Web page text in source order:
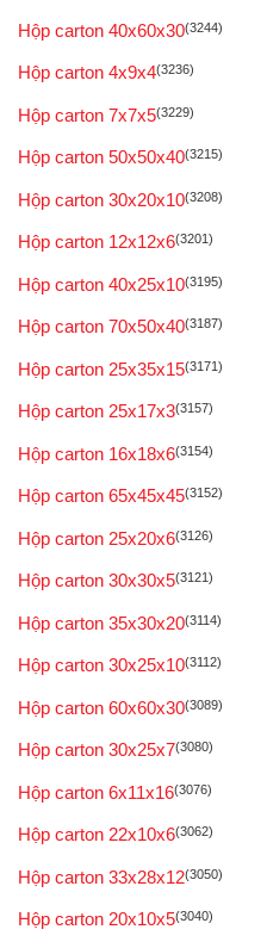
Hộp carton 40x60x30(3244)
Hộp carton 4x9x4(3236)
Hộp carton 7x7x5(3229)
Hộp carton 50x50x40(3215)
Hộp carton 30x20x10(3208)
Hộp carton 12x12x6(3201)
Hộp carton 40x25x10(3195)
Hộp carton 70x50x40(3187)
Hộp carton 25x35x15(3171)
Hộp carton 25x17x3(3157)
Hộp carton 16x18x6(3154)
Hộp carton 65x45x45(3152)
Hộp carton 25x20x6(3126)
Hộp carton 30x30x5(3121)
Hộp carton 35x30x20(3114)
Hộp carton 30x25x10(3112)
Hộp carton 60x60x30(3089)
Hộp carton 30x25x7(3080)
Hộp carton 6x11x16(3076)
Hộp carton 22x10x6(3062)
Hộp carton 33x28x12(3050)
Hộp carton 20x10x5(3040)